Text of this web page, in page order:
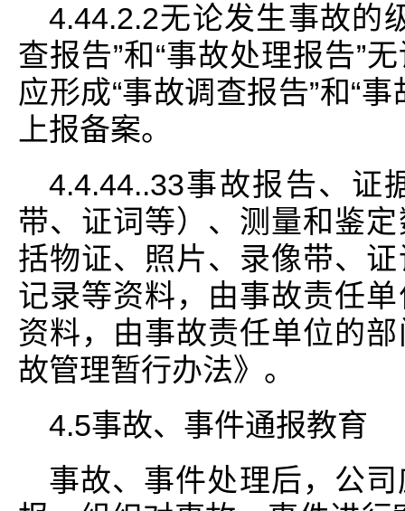
4.44.2.2无论发生事故的
查报告”和“事故处理报告”
应形成“事故调查报告”和“
上报备案。
4.4.44..33事故报告、证
带、证词等）、测量和鉴
括物证、照片、录像带、
记录等资料，由事故责任
资料，由事故责任单位的
故管理暂行办法》。
4.5事故、事件通报教育
事故、事件处理后，公